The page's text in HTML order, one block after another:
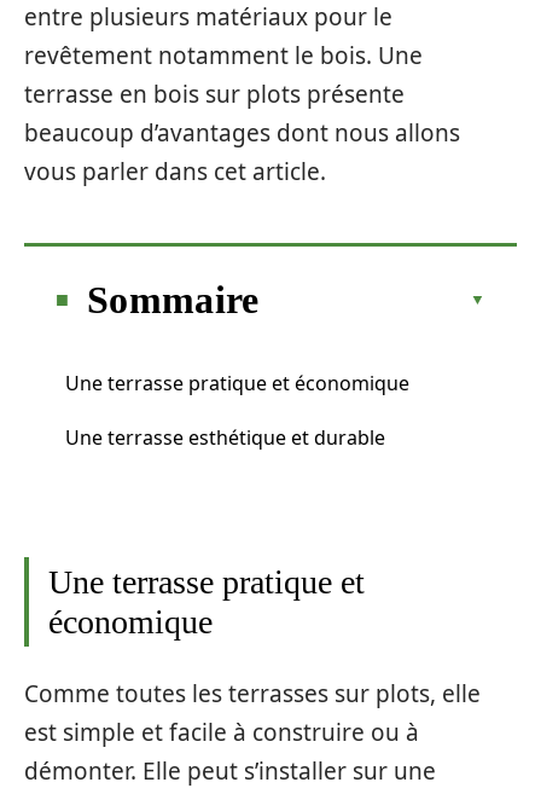
entre plusieurs matériaux pour le
revêtement notamment le bois. Une
terrasse en bois sur plots présente
beaucoup d’avantages dont nous allons
vous parler dans cet article.
Sommaire
Une terrasse pratique et économique
Une terrasse esthétique et durable
Une terrasse pratique et
économique
Comme toutes les terrasses sur plots, elle
est simple et facile à construire ou à
démonter. Elle peut s’installer sur une